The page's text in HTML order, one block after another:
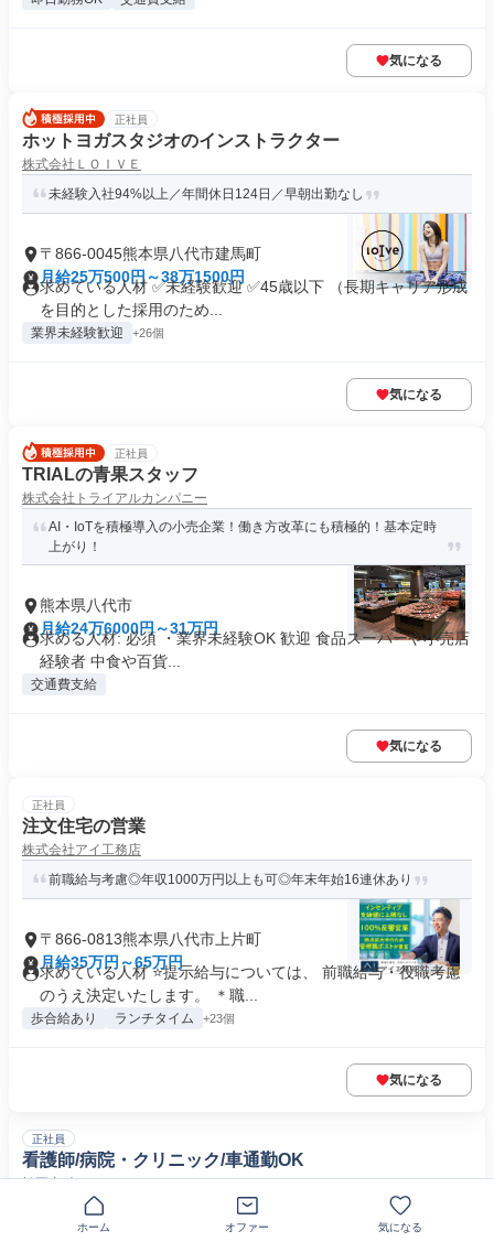
気になる
正社員
ホットヨガスタジオのインストラクター
株式会社ＬＯＩＶＥ
未経験入社94%以上／年間休日124日／早朝出勤なし
〒866-0045熊本県八代市建馬町
月給25万500円～38万1500円
求めている人材 ✅未経験歓迎 ✅45歳以下 （長期キャリア形成
を目的とした採用のため...
業界未経験歓迎 +26個
気になる
正社員
TRIALの青果スタッフ
株式会社トライアルカンパニー
AI・IoTを積極導入の小売企業！働き方改革にも積極的！基本定時
上がり！
熊本県八代市
月給24万6000円～31万円
求める人材: 必須 ・業界未経験OK 歓迎 食品スーパーや小売店
経験者 中食や百貨...
交通費支給
気になる
正社員
注文住宅の営業
株式会社アイ工務店
前職給与考慮◎年収1000万円以上も可◎年末年始16連休あり
〒866-0813熊本県八代市上片町
月給35万円～65万円
求めている人材 ⭐提示給与については、 前職給与・役職考慮
のうえ決定いたします。 ＊職...
歩合給あり ランチタイム +23個
気になる
正社員
看護師/病院・クリニック/車通勤OK
松岡内科クリニック
《病棟・外来・透析室》残業少なめ⭐再雇用制度あり⭐バス停から
徒歩2～3分⭐透析医療を専門と...
ホーム オファー 気になる